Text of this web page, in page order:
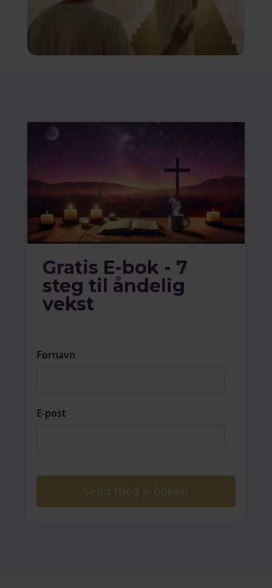
Gratis E-bok - 7
steg til åndelig
vekst
Fornavn
E-post
Send meg e-boken